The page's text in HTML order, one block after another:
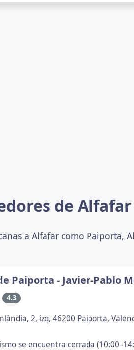
de Alfafar
a Alfafar como Paiporta,
Paiporta - Javier-Pablo
4.3
2, izq, 46200 Paiporta,
se encuentra cerrada